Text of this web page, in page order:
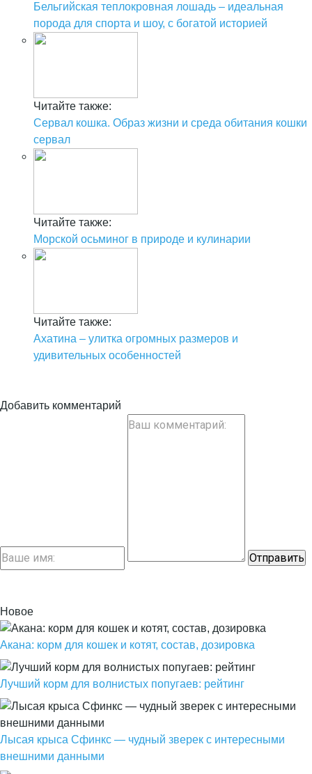
Бельгийская теплокровная лошадь – идеальная
порода для спорта и шоу, с богатой историей
Читайте также:
Сервал кошка. Образ жизни и среда обитания кошки
сервал
Читайте также:
Морской осьминог в природе и кулинарии
Читайте также:
Ахатина – улитка огромных размеров и
удивительных особенностей
Добавить комментарий
Новое
Акана: корм для кошек и котят, состав, дозировка
Лучший корм для волнистых попугаев: рейтинг
Лысая крыса Сфинкс — чудный зверек с интересными
внешними данными